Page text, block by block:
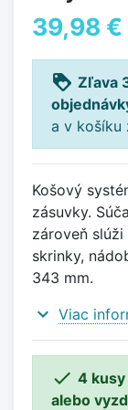
39,98 €
loyalty Zľava
a v košíku
Košový
zásuvky.
zároveň
skrinky,
343 mm.
expand_more Viac
 4 kusy
alebo